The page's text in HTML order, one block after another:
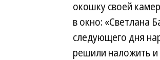
окошку своей
в окно: «Светлана
следующего дня
решили наложить и